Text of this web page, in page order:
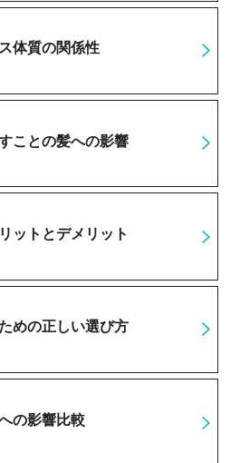
体質の関係性
ことの髪への影響
ットとデメリット
めの正しい選び方
の影響比較